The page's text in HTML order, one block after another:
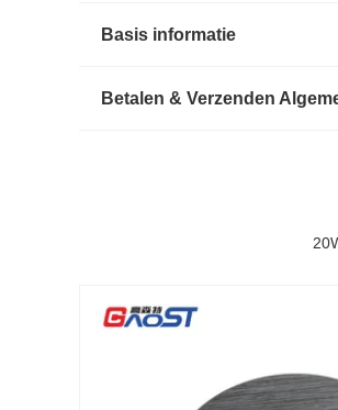
Basis informatie
Betalen & Verzenden